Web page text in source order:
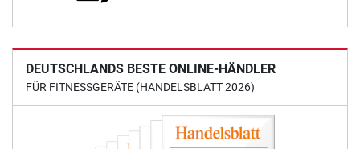
DEUTSCHLANDS BESTE ONLINE-HÄNDLER
FÜR FITNESSGERÄTE (HANDELSBLATT 2026)